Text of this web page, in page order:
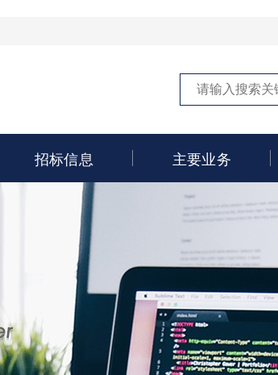
招标信息 主要业务